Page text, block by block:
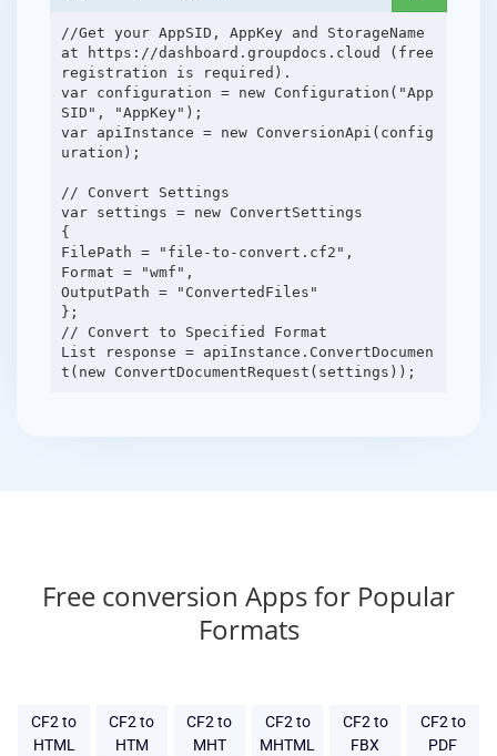
//Get your AppSID, AppKey and StorageName
at https://dashboard.groupdocs.cloud (free
registration is required).
var configuration = new Configuration("App
SID", "AppKey");
var apiInstance = new ConversionApi(config
uration);
// Convert Settings
var settings = new ConvertSettings
{
FilePath = "file-to-convert.cf2",
Format = "wmf",
OutputPath = "ConvertedFiles"
};
// Convert to Specified Format
List response = apiInstance.ConvertDocumen
Free conversion Apps for Popular
Formats
CF2 to
HTML
CF2 to
HTM
CF2 to
MHT
CF2 to
MHTML
CF2 to
FBX
CF2 to
PDF